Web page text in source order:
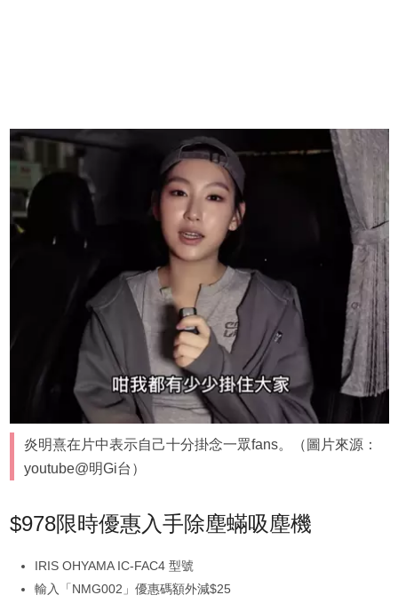
炎明熹在片中表示自己十分掛念一眾fans。（圖片來源：
youtube@明Gi台）
$978限時優惠入手除塵蟎吸塵機
IRIS OHYAMA IC-FAC4 型號
輸入「NMG002」優惠碼額外減$25